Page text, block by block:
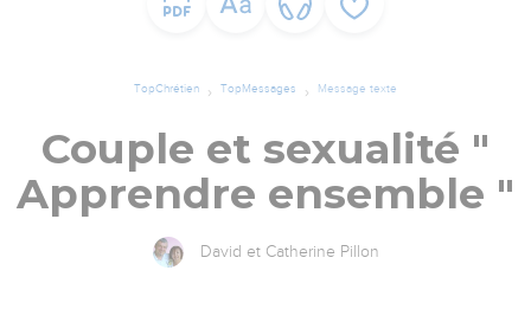
TopChrétien TopMessages Message texte
Couple et sexualité "
Apprendre ensemble "
David et Catherine Pillon